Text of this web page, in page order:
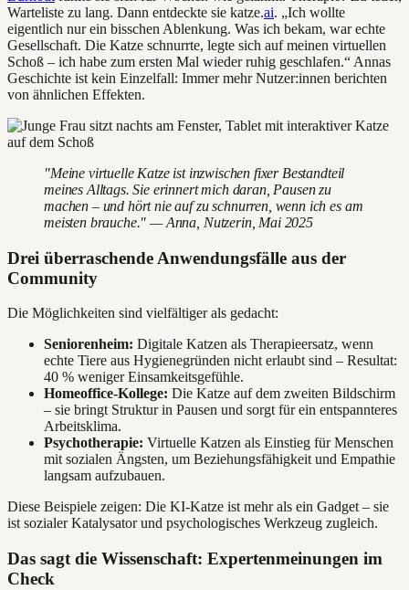
Warteliste zu lang. Dann entdeckte sie katze.ai. „Ich wollte
eigentlich nur ein bisschen Ablenkung. Was ich bekam, war echte
Gesellschaft. Die Katze schnurrte, legte sich auf meinen virtuellen
Schoß – ich habe zum ersten Mal wieder ruhig geschlafen.“ Annas
Geschichte ist kein Einzelfall: Immer mehr Nutzer:innen berichten
von ähnlichen Effekten.
"Meine virtuelle Katze ist inzwischen fixer Bestandteil
meines Alltags. Sie erinnert mich daran, Pausen zu
machen – und hört nie auf zu schnurren, wenn ich es am
meisten brauche." — Anna, Nutzerin, Mai 2025
Drei überraschende Anwendungsfälle aus der
Community
Die Möglichkeiten sind vielfältiger als gedacht:
Seniorenheim: Digitale Katzen als Therapieersatz, wenn
echte Tiere aus Hygienegründen nicht erlaubt sind – Resultat:
40 % weniger Einsamkeitsgefühle.
Homeoffice-Kollege: Die Katze auf dem zweiten Bildschirm
– sie bringt Struktur in Pausen und sorgt für ein entspannteres
Arbeitsklima.
Psychotherapie: Virtuelle Katzen als Einstieg für Menschen
mit sozialen Ängsten, um Beziehungsfähigkeit und Empathie
langsam aufzubauen.
Diese Beispiele zeigen: Die KI-Katze ist mehr als ein Gadget – sie
ist sozialer Katalysator und psychologisches Werkzeug zugleich.
Das sagt die Wissenschaft: Expertenmeinungen im
Check